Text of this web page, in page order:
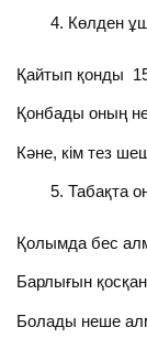
Көлден
Қайтып қонды
Қонбады оның
Кәне, кім тез
Табақта
Қолымда бес
Барлығын
Болады